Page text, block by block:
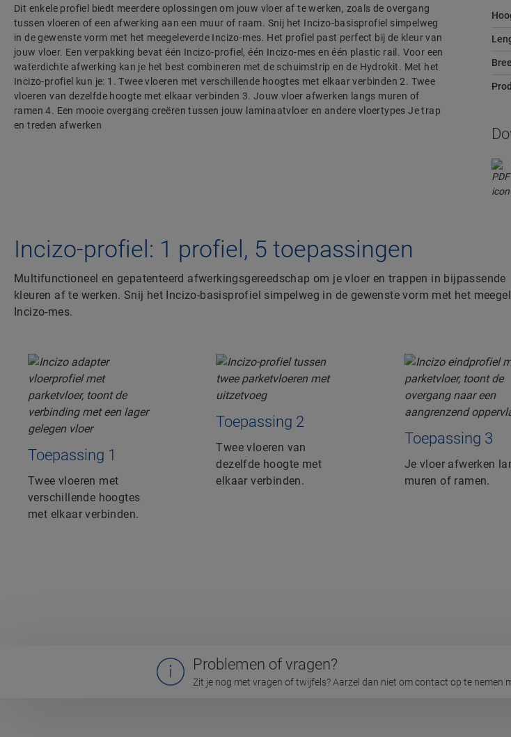
Dit enkele profiel biedt meerdere oplossingen om jouw vloer af te werken, zoals de overgang
tussen vloeren of een afwerking aan een muur of raam. Snij het Incizo-basisprofiel simpelweg
in de gewenste vorm met het meegeleverde Incizo-mes. Het profiel past perfect bij de kleur van
jouw vloer. Een verpakking bevat één Incizo-profiel, één Incizo-mes en één plastic rail. Voor een
waterdichte afwerking kan je het best combineren met de schuimstrip en de Hydrokit. Met het
Incizo-profiel kun je: 1. Twee vloeren met verschillende hoogtes met elkaar verbinden 2. Twee
vloeren van dezelfde hoogte met elkaar verbinden 3. Jouw vloer afwerken langs muren of
ramen 4. Een mooie overgang creëren tussen jouw laminaatvloer en andere vloertypes Je trap
en treden afwerken
Incizo-profiel: 1 profiel, 5 toepassingen
Multifunctioneel en gepatenteerd afwerkingsgereedschap om je vloer en trappen in bijpassende
kleuren af te werken. Snij het Incizo-basisprofiel simpelweg in de gewenste vorm met het
Incizo-mes.
Toepassing 1
Twee vloeren met
verschillende hoogtes
met elkaar verbinden.
Toepassing 2
Twee vloeren van
dezelfde hoogte met
elkaar verbinden.
Toepassing 3
Je vloer afwerken
muren of ramen.
Problemen of vragen?
Zit je nog met vragen of twijfels? Aarzel dan niet om contact op te nemen